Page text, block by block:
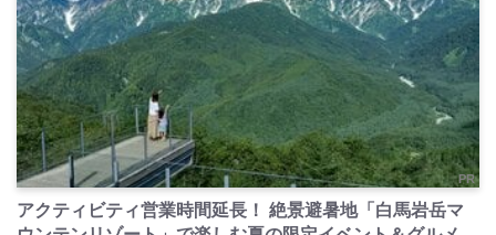
PR
アクティビティ営業時間延長！ 絶景避暑地「白馬岩岳マ